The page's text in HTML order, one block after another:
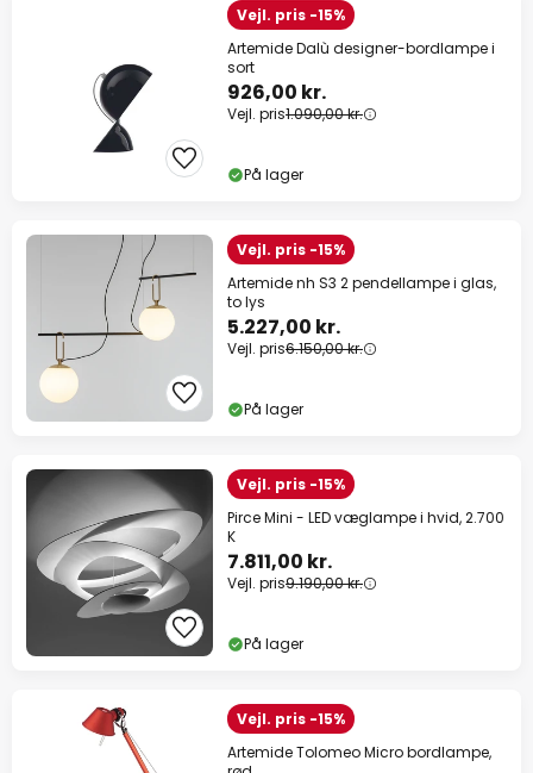
Vejl. pris -15%
Artemide Dalù designer-bordlampe i
sort
926,00 kr.
Vejl. pris1.090,00 kr.
På lager
Vejl. pris -15%
Artemide nh S3 2 pendellampe i glas,
to lys
5.227,00 kr.
Vejl. pris6.150,00 kr.
På lager
Vejl. pris -15%
Pirce Mini - LED væglampe i hvid, 2.700
K
7.811,00 kr.
Vejl. pris9.190,00 kr.
På lager
Vejl. pris -15%
Artemide Tolomeo Micro bordlampe,